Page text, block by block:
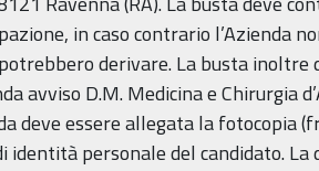
in caso contrario l’Azienda
derivare. La busta inoltre
avviso D.M. Medicina e Chirurgia
deve essere allegata la fotocopia
identità personale del candidato.